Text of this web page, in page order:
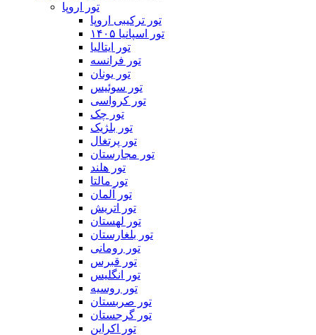
تور اروپا
تور ترکیبی اروپا
تور اسپانیا ۱۴۰۵
تور ایتالیا
تور فرانسه
تور یونان
تور سوئیس
تور کرواسی
تور چک
تور بلژیک
تور پرتغال
تور مجارستان
تور هلند
تور مالتا
تور آلمان
تور اتریش
تور لهستان
تور بلغارستان
تور رومانی
تور قبرس
تور انگلیس
تور روسیه
تور صربستان
تور گرجستان
تور اکراین